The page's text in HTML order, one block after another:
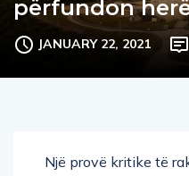
përfundon
JANUARY 22, 2021
Një provë kritike të